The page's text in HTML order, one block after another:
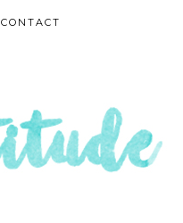
CONTACT